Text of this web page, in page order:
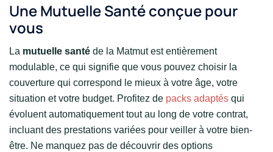
Une Mutuelle Santé conçue pour
vous
La mutuelle santé de la Matmut est entièrement
modulable, ce qui signifie que vous pouvez choisir la
couverture qui correspond le mieux à votre âge, votre
situation et votre budget. Profitez de packs adaptés qui
évoluent automatiquement tout au long de votre contrat,
incluant des prestations variées pour veiller à votre bien-
être. Ne manquez pas de découvrir des options